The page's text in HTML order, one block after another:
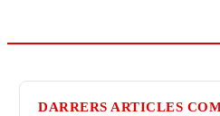
DARRERS ARTICLES